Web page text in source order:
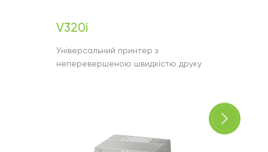
V320i
Універсальний принтер з
неперевершеною швидкістю друку